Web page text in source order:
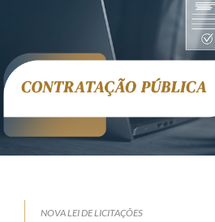
Receba por
Av. Sete de
Telefone (41)
NOVA LEI DE LICITAÇÕES